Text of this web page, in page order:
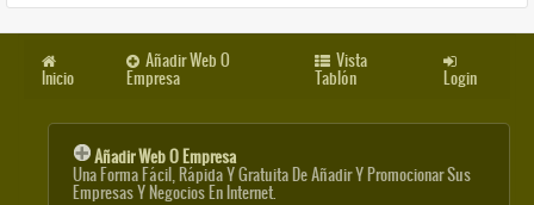
Inicio
Añadir Web O
Empresa
Vista
Tablón Login
Añadir Web O Empresa
Una Forma Fácil, Rápida Y Gratuita De Añadir Y Promocionar Sus
Empresas Y Negocios En Internet.